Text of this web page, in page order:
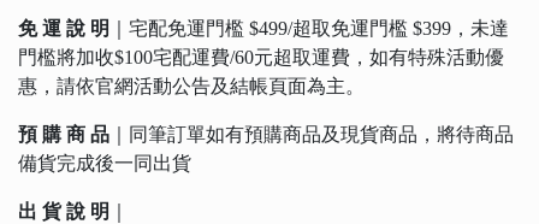
免 運 說 明
｜宅配免運門檻 $499/超取免運門檻 $399，未達
門檻將加收$100宅配運費/60元超取運費，如有特殊活動優
惠，請依官網活動公告及結帳頁面為主。
預 購 商 品 ｜同筆訂單如有預購商品及現貨商品，將待商品
備貨完成後一同出貨
出 貨 說 明